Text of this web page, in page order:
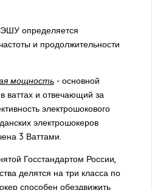
определяется
и продолжительности
мощность- основной
ваттах и отвечающий за
электрошокового
электрошокеров
3 Ваттами.
Госстандартом России,
делятся на три класса по
способен обездвижить